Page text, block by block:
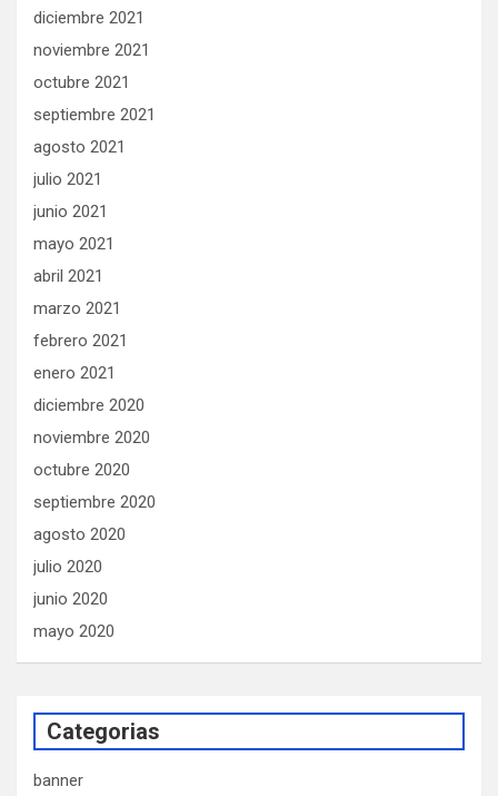
diciembre 2021
noviembre 2021
octubre 2021
septiembre 2021
agosto 2021
julio 2021
junio 2021
mayo 2021
abril 2021
marzo 2021
febrero 2021
enero 2021
diciembre 2020
noviembre 2020
octubre 2020
septiembre 2020
agosto 2020
julio 2020
junio 2020
mayo 2020
Categorias
banner